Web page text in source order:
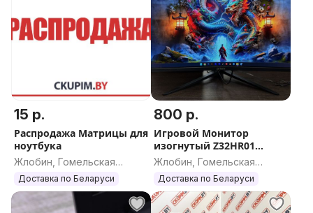
15 р.
Распродажа Матрицы для
ноутбука
Жлобин, Гомельская
область
Доставка по Беларуси
800 р.
Игровой Монитор
изогнутый Z32HR01
РАССРОЧКА ОНЛАЙН
Жлобин, Гомельская
область
Доставка по Беларуси